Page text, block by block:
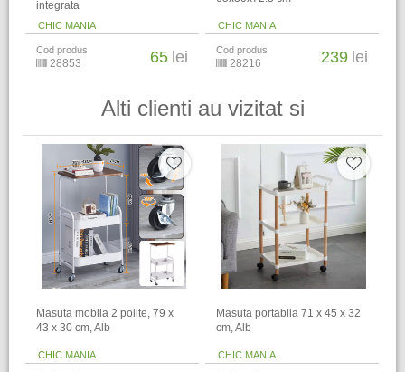
integrata
CHIC MANIA
Cod produs
28853 65 lei
CHIC MANIA
Cod produs
28216 239 lei
Alti clienti au vizitat si
Masuta mobila 2 polite, 79 x
43 x 30 cm, Alb
CHIC MANIA
Masuta portabila 71 x 45 x 32
cm, Alb
CHIC MANIA